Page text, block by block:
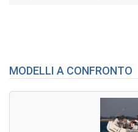
MODELLI A CONFRONTO